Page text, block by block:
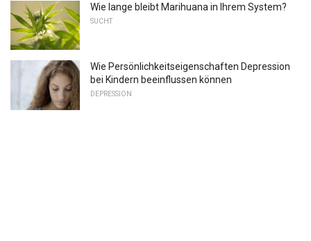
Wie lange bleibt Marihuana in Ihrem System?
SUCHT
Wie Persönlichkeitseigenschaften Depression
bei Kindern beeinflussen können
DEPRESSION